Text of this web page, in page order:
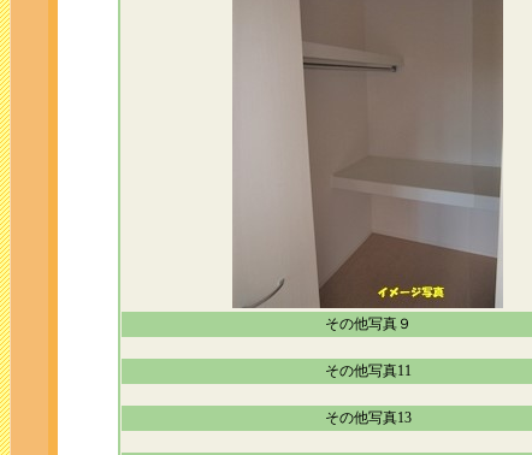
その他写真９
その他写真11
その他写真13